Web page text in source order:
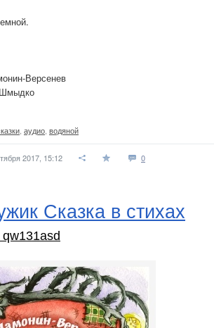
Версенев
аудио водяной
2017, 15:12 0
Сказка в стихах